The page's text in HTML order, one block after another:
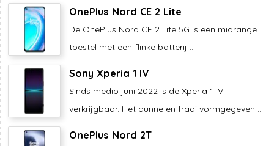
OnePlus Nord CE 2 Lite
De OnePlus Nord CE 2 Lite 5G is een midrange
toestel met een flinke batterij ...
Sony Xperia 1 IV
Sinds medio juni 2022 is de Xperia 1 IV
verkrijgbaar. Het dunne en fraai vormgegeven ...
OnePlus Nord 2T